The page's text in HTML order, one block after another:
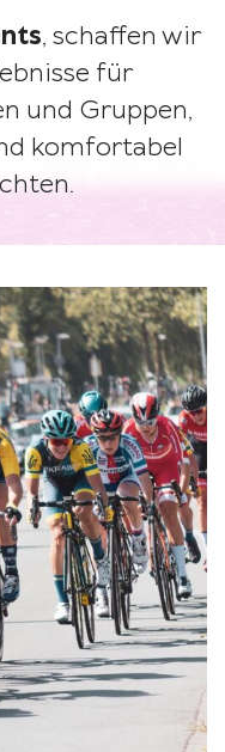
, schaffen wir
für
und Gruppen,
komfortabel